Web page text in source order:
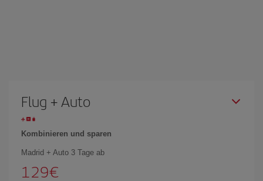
Flug + Auto
Kombinieren und sparen
Madrid + Auto 3 Tage ab
129€